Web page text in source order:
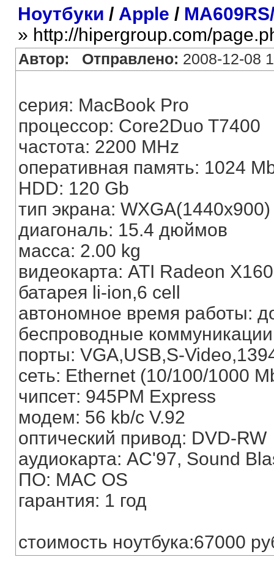
Ноутбуки / Apple /
» http://hipergroup.com/
Автор: Отправлено: 2008-12-08
серия: MacBook Pro
процессор: Core2Duo T7400
частота: 2200 MHz
оперативная память: 1024
HDD: 120 Gb
тип экрана: WXGA(1440x900)
диагональ: 15.4 дюймов
масса: 2.00 kg
видеокарта: ATI Radeon
батарея li-ion,6 cell
автономное время работы:
беспроводные
порты: VGA,USB,S-
сеть: Ethernet (10/100/1000
чипсет: 945PM Express
модем: 56 kb/c V.92
оптический привод: DVD-RW
аудиокарта: AC'97, Sound
ПО: MAC OS
гарантия: 1 год
стоимость ноутбука:67000